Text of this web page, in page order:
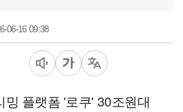
06-16 09:38
밍 플랫폼 '로쿠' 30조원대